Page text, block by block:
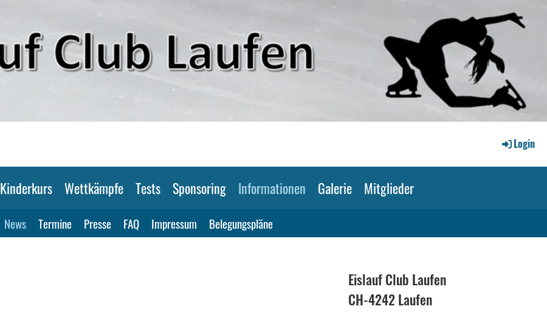
Login
Kinderkurs Wettkämpfe Tests Sponsoring Informationen Galerie Mitglieder
News Termine Presse FAQ Impressum Belegungspläne
Eislauf Club Laufen
CH-4242 Laufen